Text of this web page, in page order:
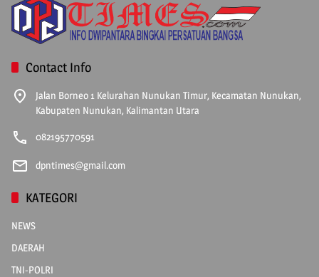
Contact Info
Jalan Borneo 1 Kelurahan Nunukan Timur, Kecamatan Nunukan,
Kabupaten Nunukan, Kalimantan Utara
082195770591
dpntimes@gmail.com
KATEGORI
NEWS
DAERAH
TNI-POLRI